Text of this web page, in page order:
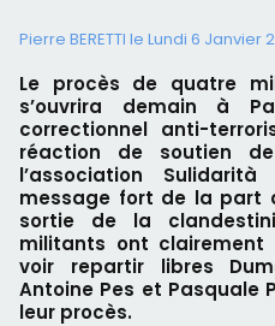
Pierre BERETTI le Lundi 6 Janvier
Le procès de quatre
s’ouvrira demain à
correctionnel anti-
réaction de soutien
l’association
message fort de la part
sortie de la
militants ont clairement
voir repartir libres
Antoine Pes et Pasquale
leur procès.